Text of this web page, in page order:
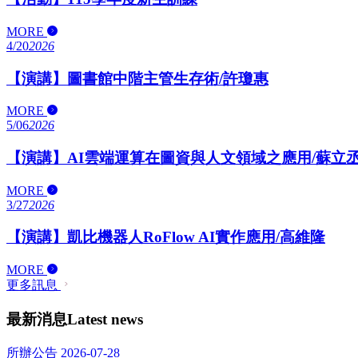
MORE
4/202026
【演講】圖書館中階主管生存術/許瓊惠
MORE
5/062026
【演講】AI雲端運算在圖資與人文領域之應用/蘇立
MORE
3/272026
【演講】凱比機器人RoFlow AI實作應用/高維隆
MORE
更多訊息
最新消息Latest news
所辦公告 2026-07-28